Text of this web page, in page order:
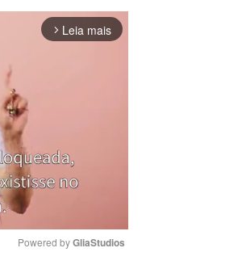
arrow_forward_ios Leia mais
Powered by GliaStudios